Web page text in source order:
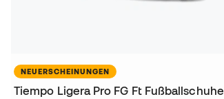
NEUERSCHEINUNGEN
Tiempo Ligera Pro FG Ft Fußballschuhe